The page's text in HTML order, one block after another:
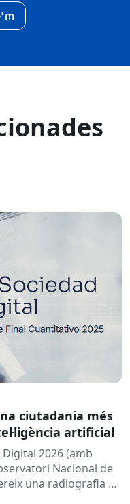
ciutadania més
artificial
2026 (amb
Nacional de
una radiografia de